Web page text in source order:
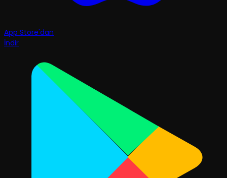
App Store'dan
İndir